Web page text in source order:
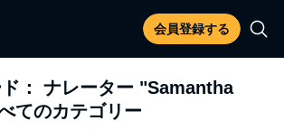
会員登録する
： ナレーター "Samantha
てのカテゴリー